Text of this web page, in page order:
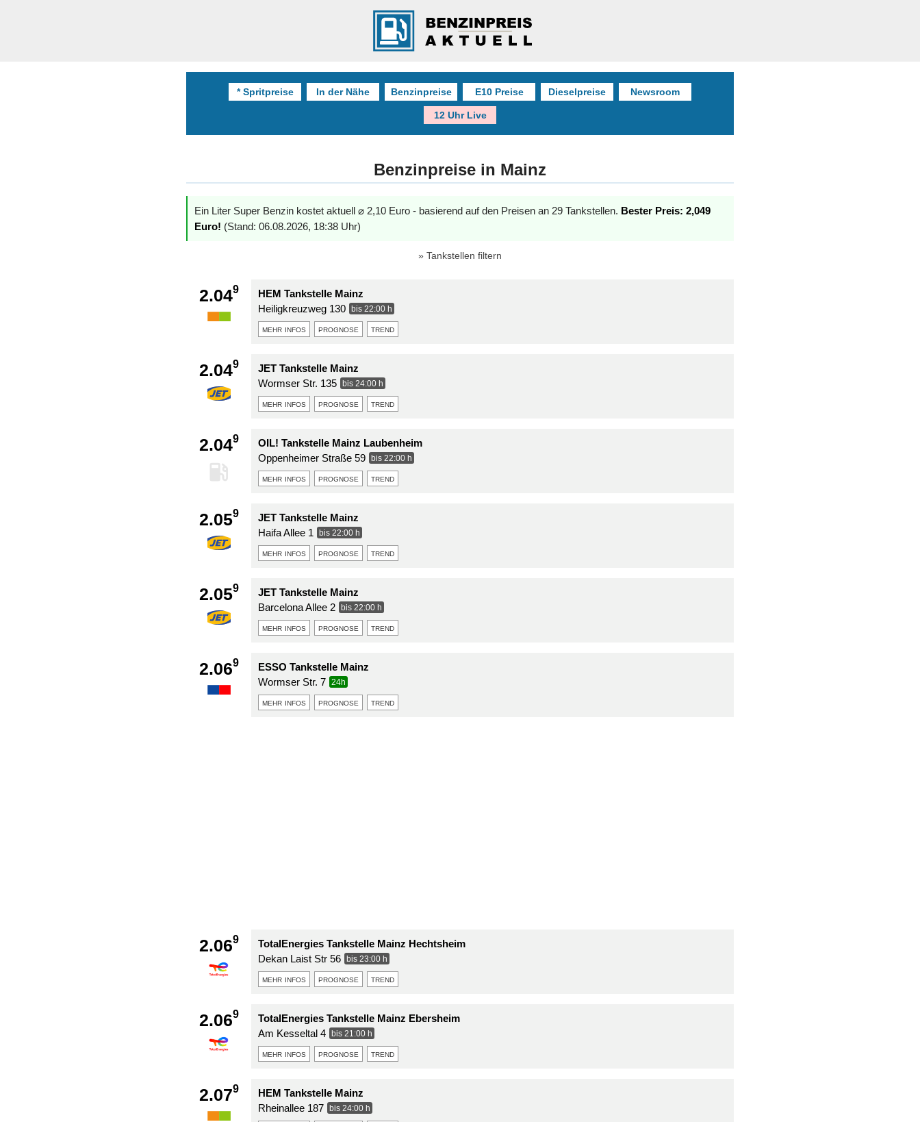
* Spritpreise In der Nähe Benzinpreise E10 Preise Dieselpreise Newsroom
12 Uhr Live
Benzinpreise in Mainz
Ein Liter Super Benzin kostet aktuell ⌀ 2,10 Euro - basierend auf den Preisen an 29 Tankstellen. Bester Preis: 2,049
Euro! (Stand: 06.08.2026, 18:38 Uhr)
Tankstellen filtern
2.049
HEM Tankstelle Mainz
Heiligkreuzweg 130
bis 22:00 h
mehr infos prognose trend
2.049
JET Tankstelle Mainz
Wormser Str. 135
bis 24:00 h
mehr infos prognose trend
2.049
OIL! Tankstelle Mainz Laubenheim
Oppenheimer Straße 59
bis 22:00 h
mehr infos prognose trend
2.059
JET Tankstelle Mainz
Haifa Allee 1
bis 22:00 h
mehr infos prognose trend
2.059
JET Tankstelle Mainz
Barcelona Allee 2
bis 22:00 h
mehr infos prognose trend
2.069
ESSO Tankstelle Mainz
Wormser Str. 7
24h
mehr infos prognose trend
2.069
TotalEnergies Tankstelle Mainz Hechtsheim
Dekan Laist Str 56
bis 23:00 h
mehr infos prognose trend
2.069
TotalEnergies Tankstelle Mainz Ebersheim
Am Kesseltal 4
bis 21:00 h
mehr infos prognose trend
2.079
HEM Tankstelle Mainz
Rheinallee 187
bis 24:00 h